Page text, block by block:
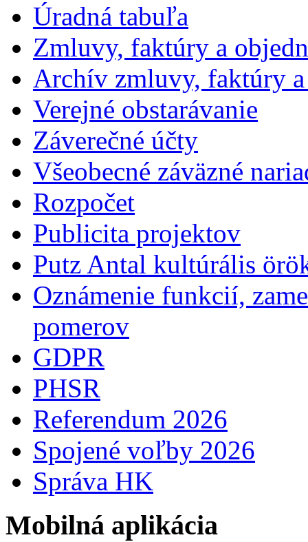
Úradná tabuľa
Zmluvy, faktúry a
Archív zmluvy, faktúry
Verejné obstarávanie
Záverečné účty
Všeobecné záväzné
Rozpočet
Publicita projektov
Putz Antal kultúrális
Oznámenie funkcií,
pomerov
GDPR
PHSR
Referendum 2026
Spojené voľby 2026
Správa HK
Mobilná aplikácia